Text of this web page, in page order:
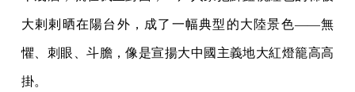
大剌剌晒在陽台外，成了一幅典型的大陸景色——無
懼、刺眼、斗膽，像是宣揚大中國主義地大紅燈籠高高
掛。